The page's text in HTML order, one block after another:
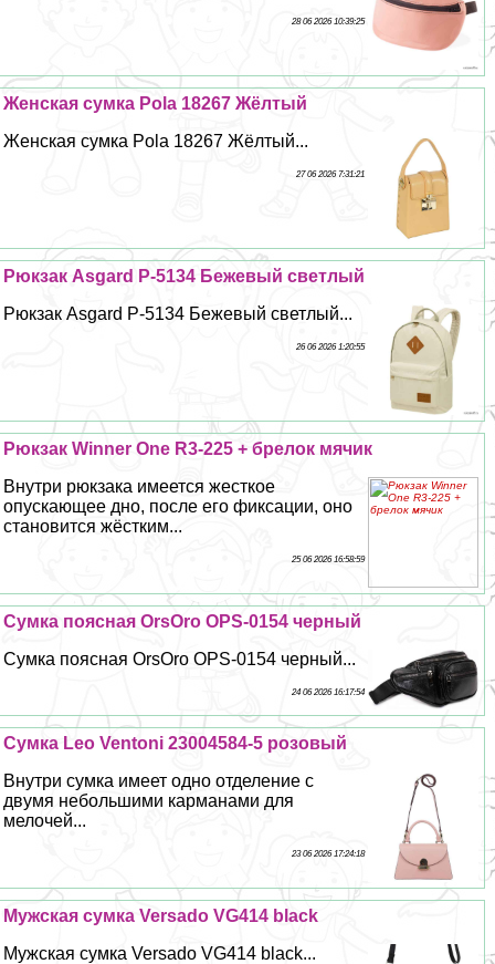
28 06 2026 10:39:25
Женская сумка Pola 18267 Жёлтый
Женская сумка Pola 18267 Жёлтый...
27 06 2026 7:31:21
Рюкзак Asgard Р-5134 Бежевый светлый
Рюкзак Asgard Р-5134 Бежевый светлый...
26 06 2026 1:20:55
Рюкзак Winner One R3-225 + брелок мячик
Внутри рюкзака имеется жесткое
опускающее дно, после его фиксации, оно
становится жёстким...
25 06 2026 16:58:59
Сумка поясная OrsOro OPS-0154 черный
Сумка поясная OrsOro OPS-0154 черный...
24 06 2026 16:17:54
Сумка Leo Ventoni 23004584-5 розовый
Внутри сумка имеет одно отделение с
двумя небольшими карманами для
мелочей...
23 06 2026 17:24:18
Мужская сумка Versado VG414 black
Мужская сумка Versado VG414 black...